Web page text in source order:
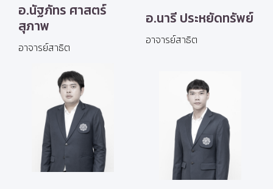
อ.นัฐภัทร ศาสตร์
สุภาพ
อาจารย์สาธิต
อ.นารี ประหยัดทรัพย์
อาจารย์สาธิต